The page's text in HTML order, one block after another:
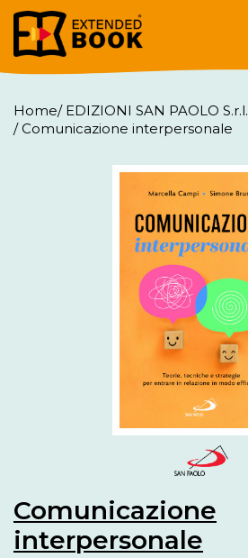
Home/ EDIZIONI SAN PAOLO S.r.l.
/ Comunicazione interpersonale
Comunicazione
interpersonale